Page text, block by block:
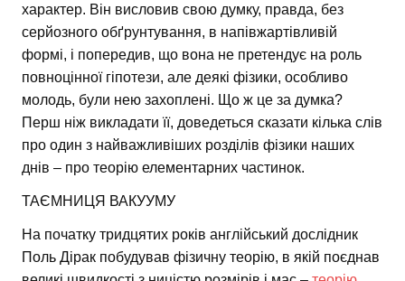
характер. Він висловив свою думку, правда, без
серйозного обґрунтування, в напівжартівливій
формі, і попередив, що вона не претендує на роль
повноцінної гіпотези, але деякі фізики, особливо
молодь, були нею захоплені. Що ж це за думка?
Перш ніж викладати її, доведеться сказати кілька слів
про один з найважливіших розділів фізики наших
днів – про теорію елементарних частинок.
ТАЄМНИЦЯ ВАКУУМУ
На початку тридцятих років англійський дослідник
Поль Дірак побудував фізичну теорію, в якій поєднав